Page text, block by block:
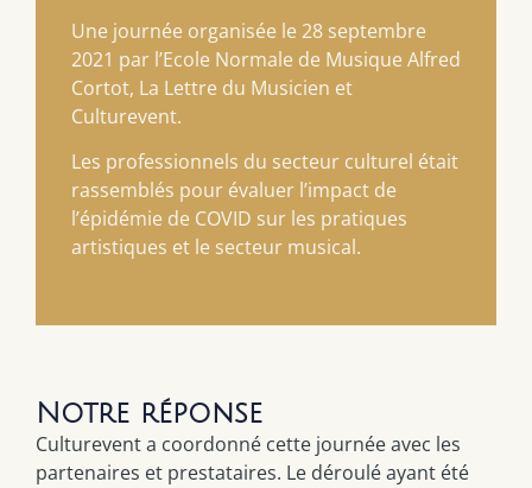
Une journée organisée le 28 septembre
2021 par l’Ecole Normale de Musique Alfred
Cortot, La Lettre du Musicien et
Culturevent.
Les professionnels du secteur culturel était
rassemblés pour évaluer l’impact de
l’épidémie de COVID sur les pratiques
artistiques et le secteur musical.
Notre réponse
Culturevent a coordonné cette journée avec les
partenaires et prestataires. Le déroulé ayant été